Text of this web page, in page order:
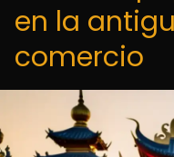
en la
comercio